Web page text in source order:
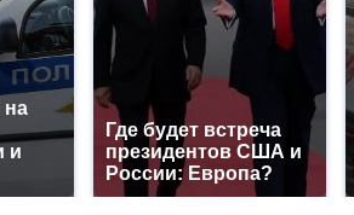
и
Где будет встреча
президентов США и
России: Европа?